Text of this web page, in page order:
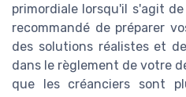
primordiale lorsqu'il s'agit
recommandé de préparer
des solutions réalistes et
dans le règlement de votre
que les créanciers sont